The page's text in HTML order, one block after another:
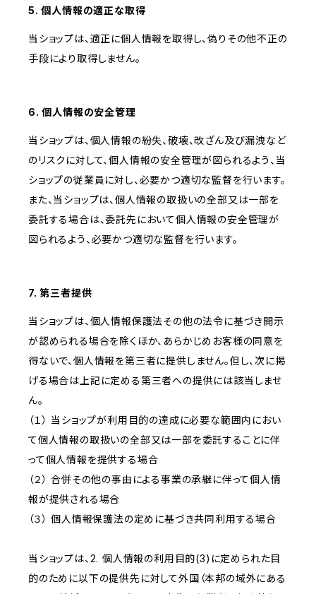
5. 個人情報の適正な取得
当ショップは、適正に個人情報を取得し、偽りその他不正の
手段により取得しません。
6. 個人情報の安全管理
当ショップは、個人情報の紛失、破壊、改ざん及び漏洩など
のリスクに対して、個人情報の安全管理が図られるよう、当
ショップの従業員に対し、必要かつ適切な監督を行います。
また、当ショップは、個人情報の取扱いの全部又は一部を
委託する場合は、委託先において個人情報の安全管理が
図られるよう、必要かつ適切な監督を行います。
7. 第三者提供
当ショップは、個人情報保護法その他の法令に基づき開示
が認められる場合を除くほか、あらかじめお客様の同意を
得ないで、個人情報を第三者に提供しません。但し、次に掲
げる場合は上記に定める第三者への提供には該当しませ
ん。
（１） 当ショップが利用目的の達成に必要な範囲内におい
て個人情報の取扱いの全部又は一部を委託することに伴
って個人情報を提供する場合
（２） 合併その他の事由による事業の承継に伴って個人情
報が提供される場合
（３） 個人情報保護法の定めに基づき共同利用する場合
当ショップは、2. 個人情報の利用目的(3)に定められた目
的のために以下の提供先に対して外国（本邦の域外にある